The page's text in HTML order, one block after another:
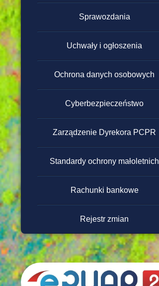
powyżej 130 000 zł
publicznych poniżej 130 000
zł
Sprawozdania
Uchwały i ogłoszenia
Ochrona danych osobowych
Cyberbezpieczeństwo
Zarządzenie Dyrekora PCPR
Standardy ochrony małoletnich
Rachunki bankowe
Rejestr zmian